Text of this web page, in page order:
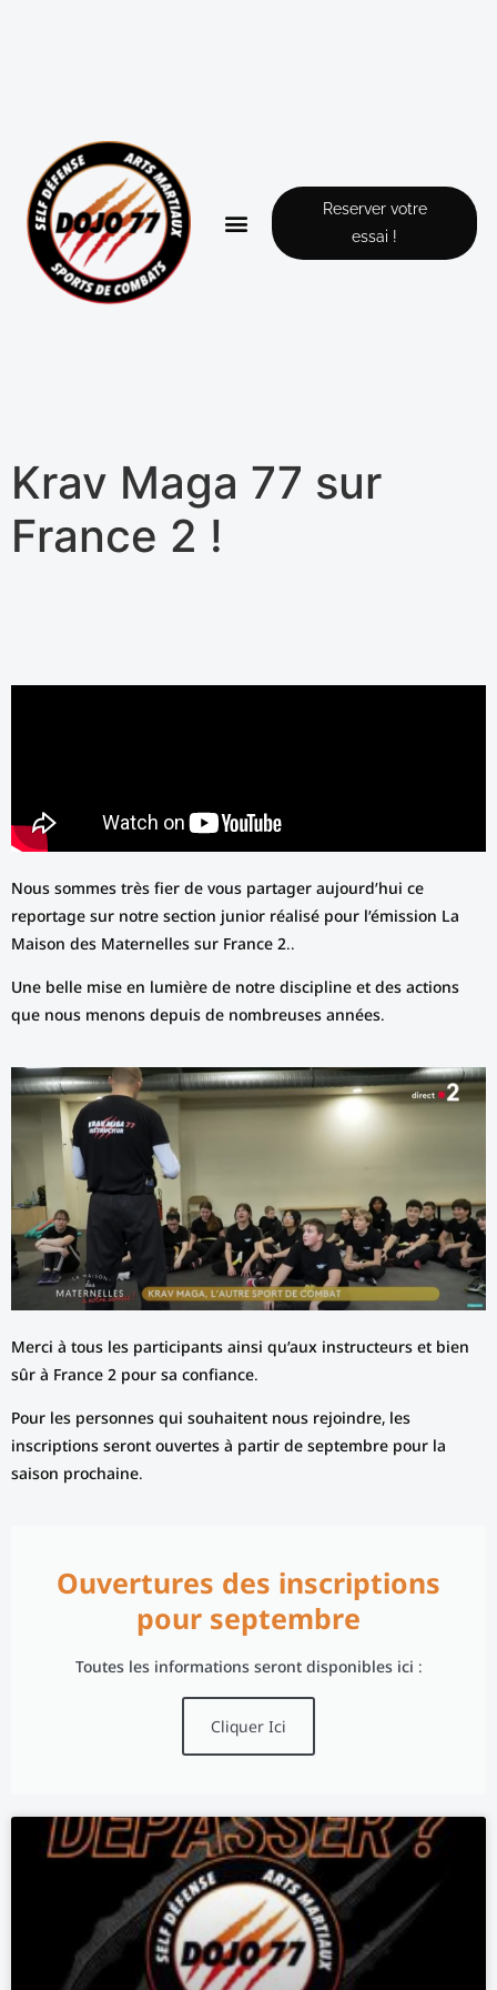
Reserver votre
essai !
Krav Maga 77 sur
France 2 !
Nous sommes très fier de vous partager aujourd’hui ce
reportage sur notre section junior réalisé pour l’émission La
Maison des Maternelles sur France 2..
Une belle mise en lumière de notre discipline et des actions
que nous menons depuis de nombreuses années.
Merci à tous les participants ainsi qu’aux instructeurs et bien
sûr à France 2 pour sa confiance.
Pour les personnes qui souhaitent nous rejoindre, les
inscriptions seront ouvertes à partir de septembre pour la
saison prochaine.
Ouvertures des inscriptions
pour septembre
Toutes les informations seront disponibles ici :
Cliquer Ici